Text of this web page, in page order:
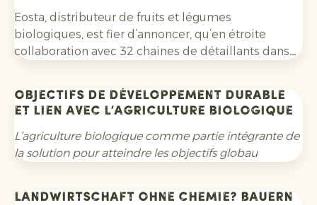
Eosta, distributeur de fruits et légumes
biologiques, est fier d’annoncer, qu’en étroite
collaboration avec 32 chaines de détaillants dans
millions d’unités d’emballage plastique inutiles
grâce à la technologie laser du marquage naturel.
Objectifs de développement durable
et lien avec l’agriculture biologique
L’agriculture biologique comme partie intégrante de
la solution pour atteindre les objectifs globau
Landwirtschaft ohne Chemie? Bauern